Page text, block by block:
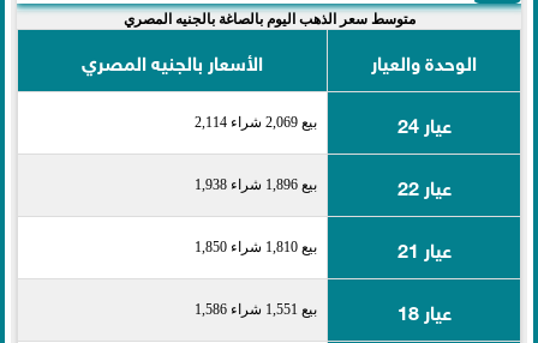
متوسط سعر الذهب اليوم بالصاغة بالجنيه المصري
الوحدة والعيار
الأسعار بالجنيه المصري
عيار 24
بيع 2,069 شراء 2,114
عيار 22 بيع 1,896 شراء 1,938
عيار 21 بيع 1,810 شراء 1,850
عيار 18 بيع 1,551 شراء 1,586